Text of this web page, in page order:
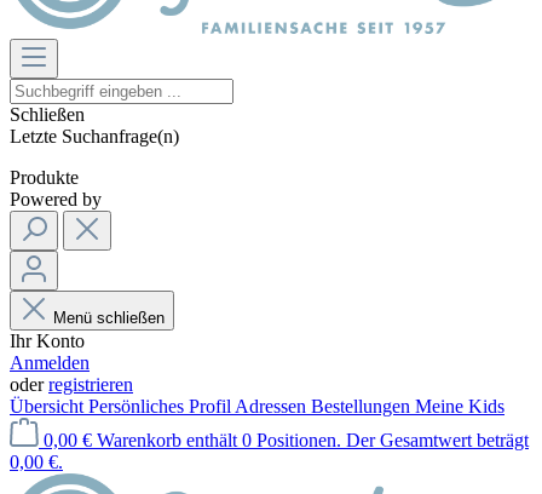
Schließen
Letzte Suchanfrage(n)
Produkte
Powered by
Menü schließen
Ihr Konto
Anmelden
oderregistrieren
Übersicht Persönliches Profil Adressen Bestellungen Meine Kids
0,00 € Warenkorb enthält 0 Positionen. Der Gesamtwert beträgt
0,00 €.